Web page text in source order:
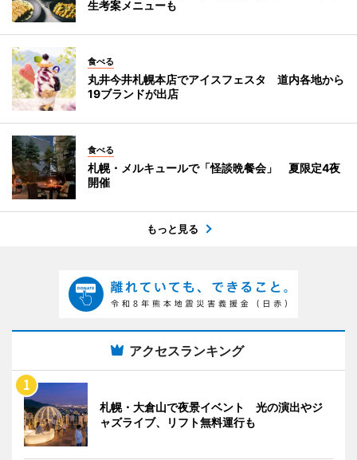
生考案メニューも
食べる
丸井今井札幌本店でアイスフェスタ 道内各地から
19ブランドが出店
食べる
札幌・メルキュールで「怪談晩餐会」 夏限定4夜
開催
もっと見る
アクセスランキング
札幌・大倉山で夜景イベント 光の演出やジ
ャズライブ、リフト無料運行も